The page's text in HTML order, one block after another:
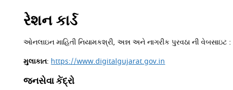
રેશન કાર્ડ
ઓનલાઇન માહિતી નિયામકશ્રી, અન્ન અને નાગરીક પુરવઠા ની વેબસાઇટ :
મુલાકાત: https://www.digitalgujarat.gov.in
જનસેવા કેંદ્રો